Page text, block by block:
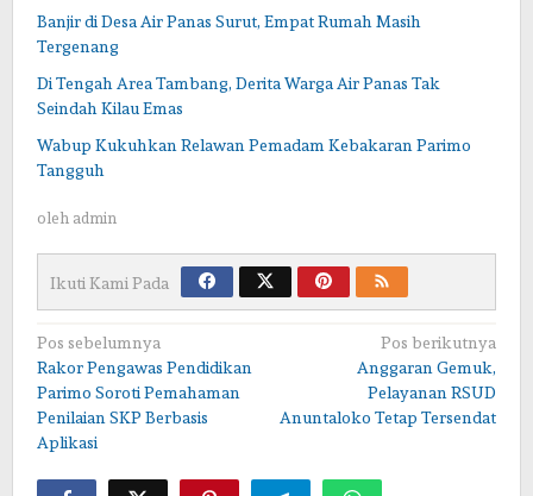
Banjir di Desa Air Panas Surut, Empat Rumah Masih
Tergenang
Di Tengah Area Tambang, Derita Warga Air Panas Tak
Seindah Kilau Emas
Wabup Kukuhkan Relawan Pemadam Kebakaran Parimo
Tangguh
oleh admin
Ikuti Kami Pada
Navigasi
pos
Pos sebelumnya
Rakor Pengawas Pendidikan
Parimo Soroti Pemahaman
Penilaian SKP Berbasis
Aplikasi
Pos berikutnya
Anggaran Gemuk,
Pelayanan RSUD
Anuntaloko Tetap Tersendat